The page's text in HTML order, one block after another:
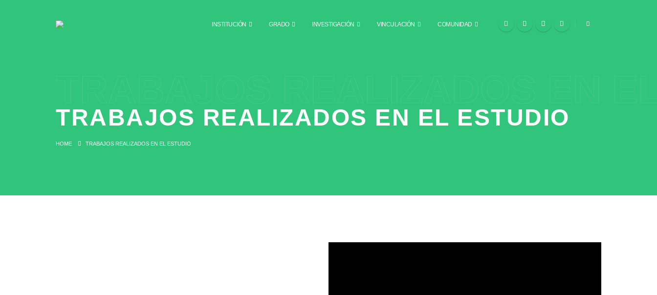
INSTITUCIÓN GRADO INVESTIGACIÓN VINCULACIÓN COMUNIDAD
TRABAJOS REALIZADOS EN
TRABAJOS REALIZADOS EN EL ESTUDIO
HOME TRABAJOS REALIZADOS EN EL ESTUDIO